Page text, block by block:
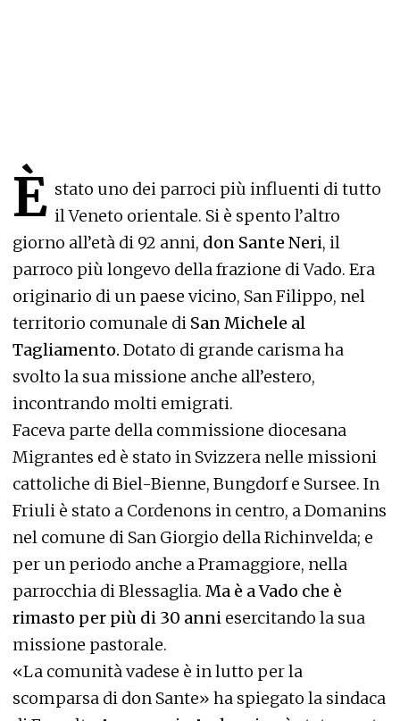
È stato uno dei parroci più influenti di tutto
il Veneto orientale. Si è spento l’altro
giorno all’età di 92 anni, don Sante Neri, il
parroco più longevo della frazione di Vado. Era
originario di un paese vicino, San Filippo, nel
territorio comunale di San Michele al
Tagliamento. Dotato di grande carisma ha
svolto la sua missione anche all’estero,
incontrando molti emigrati.
Faceva parte della commissione diocesana
Migrantes ed è stato in Svizzera nelle missioni
cattoliche di Biel-Bienne, Bungdorf e Sursee. In
Friuli è stato a Cordenons in centro, a Domanins
nel comune di San Giorgio della Richinvelda; e
per un periodo anche a Pramaggiore, nella
parrocchia di Blessaglia. Ma è a Vado che è
rimasto per più di 30 anni esercitando la sua
missione pastorale.
«La comunità vadese è in lutto per la
scomparsa di don Sante» ha spiegato la sindaca